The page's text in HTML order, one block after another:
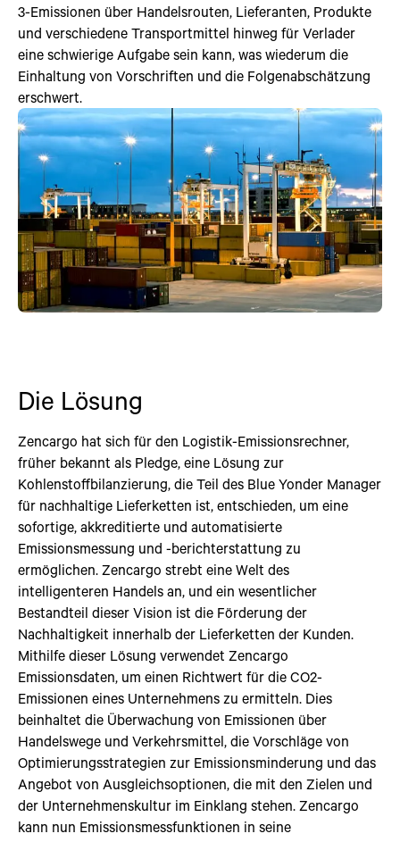
3-Emissionen über Handelsrouten, Lieferanten, Produkte
und verschiedene Transportmittel hinweg für Verlader
eine schwierige Aufgabe sein kann, was wiederum die
Einhaltung von Vorschriften und die Folgenabschätzung
erschwert.
Die Lösung
Zencargo hat sich für den Logistik-Emissionsrechner,
früher bekannt als Pledge, eine Lösung zur
Kohlenstoffbilanzierung, die Teil des Blue Yonder Manager
für nachhaltige Lieferketten ist, entschieden, um eine
sofortige, akkreditierte und automatisierte
Emissionsmessung und -berichterstattung zu
ermöglichen. Zencargo strebt eine Welt des
intelligenteren Handels an, und ein wesentlicher
Bestandteil dieser Vision ist die Förderung der
Nachhaltigkeit innerhalb der Lieferketten der Kunden.
Mithilfe dieser Lösung verwendet Zencargo
Emissionsdaten, um einen Richtwert für die CO2-
Emissionen eines Unternehmens zu ermitteln. Dies
beinhaltet die Überwachung von Emissionen über
Handelswege und Verkehrsmittel, die Vorschläge von
Optimierungsstrategien zur Emissionsminderung und das
Angebot von Ausgleichsoptionen, die mit den Zielen und
der Unternehmenskultur im Einklang stehen. Zencargo
kann nun Emissionsmessfunktionen in seine